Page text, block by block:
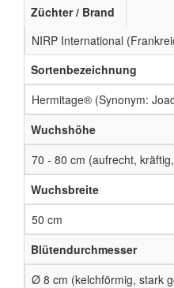
Züchter / Brand
NIRP International
Sortenbezeichnung
Hermitage® (Synonym:
Wuchshöhe
70 - 80 cm (aufrecht,
Wuchsbreite
50 cm
Blütendurchmesser
Ø 8 cm (kelchförmig, stark